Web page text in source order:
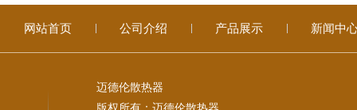
网站首页 公司介绍 产品展示 新闻中
迈德伦散热器